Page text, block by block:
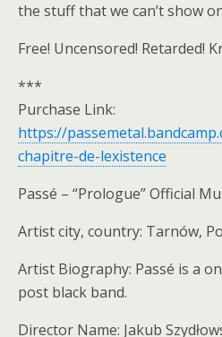
the stuff that we can’t show
Free! Uncensored! Retarded!
***
Purchase Link:
https://
chapitre-de-lexistence
Passé – “Prologue” Official
Artist city, country: Tarnów,
Artist Biography: Passé is a
post black band.
Director Name: Jakub